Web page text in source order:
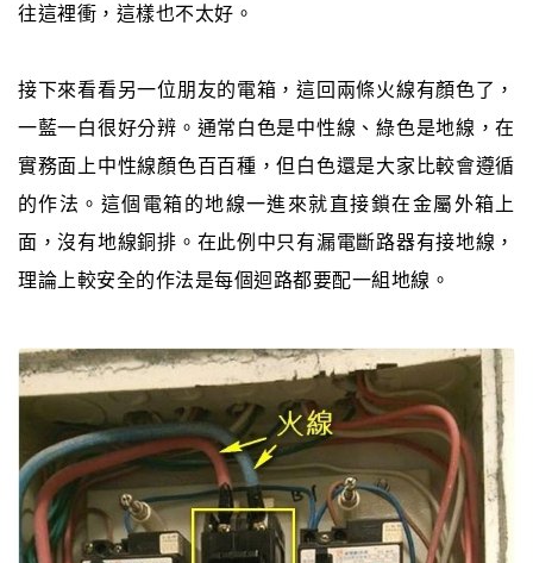
往這裡衝，這樣也不太好。
接下來看看另一位朋友的電箱，這回兩條火線有顏色了，
一藍一白很好分辨。通常白色是中性線、綠色是地線，在
實務面上中性線顏色百百種，但白色還是大家比較會遵循
的作法。這個電箱的地線一進來就直接鎖在金屬外箱上
面，沒有地線銅排。在此例中只有漏電斷路器有接地線，
理論上較安全的作法是每個迴路都要配一組地線。